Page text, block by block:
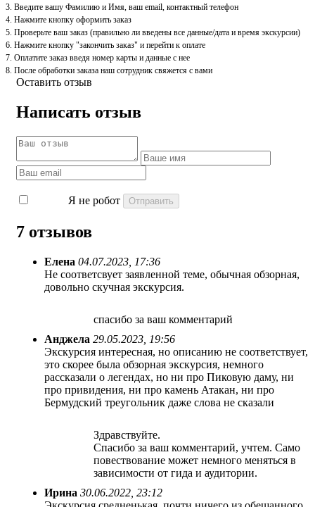
3. Введите вашу Фамилию и Имя, ваш email, контактный телефон
4. Нажмите кнопку оформить заказ
5. Проверьте ваш заказ (правильно ли введены все данные/дата и время экскурсии)
6. Нажмите кнопку "закончить заказ" и перейти к оплате
7. Оплатите заказ введя номер карты и данные с нее
8. После обработки заказа наш сотрудник свяжется с вами
Оставить отзыв
Написать отзыв
Я не робот
7 отзывов
Елена 04.07.2023, 17:36
Не соответсвует заявленной теме, обычная обзорная,
довольно скучная экскурсия.
спасибо за ваш комментарий
Анджела 29.05.2023, 19:56
Экскурсия интересная, но описанию не соответствует,
это скорее была обзорная экскурсия, немного
рассказали о легендах, но ни про Пиковую даму, ни
про привидения, ни про камень Атакан, ни про
Бермудский треугольник даже слова не сказали
Здравствуйте.
Спасибо за ваш комментарий, учтем. Само
повествование может немного меняться в
зависимости от гида и аудитории.
Ирина 30.06.2022, 23:12